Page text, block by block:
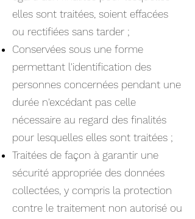
elles sont traitées, soient effacées
ou rectifiées sans tarder ;
Conservées sous une forme
permettant l'identification des
personnes concernées pendant une
durée n'excédant pas celle
nécessaire au regard des finalités
pour lesquelles elles sont traitées ;
Traitées de façon à garantir une
sécurité appropriée des données
collectées, y compris la protection
contre le traitement non autorisé ou